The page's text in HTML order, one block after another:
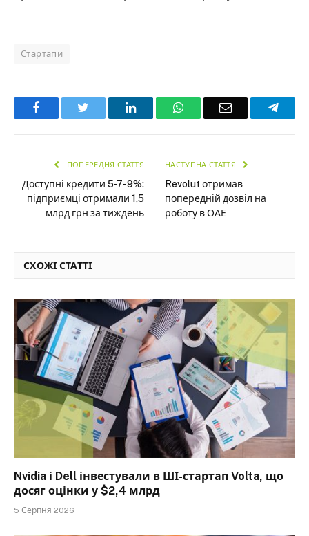
Стартапи
Facebook LinkedInWhatsAppEmail
ПОПЕРЕДНЯ СТАТТЯ
Доступні кредити 5-7-9%:
підприємці отримали 1,5
млрд грн за тиждень
НАСТУПНА СТАТТЯ
Revolut отримав
попередній дозвіл на
роботу в ОАЕ
СХОЖІ СТАТТІ
Nvidia і Dell інвестували в ШІ-стартап Volta, що
досяг оцінки у $2,4 млрд
5 Серпня 2026